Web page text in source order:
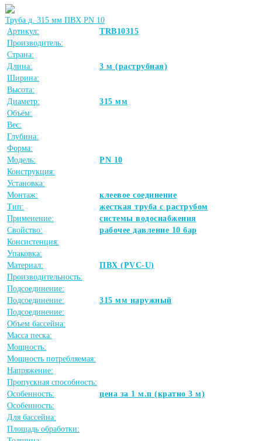
Труба д. 315 мм ПВХ PN 10
Артикул:
TRB10315
Производитель:
Страна:
Длина:
3 м (раструбная)
Ширина:
Высота:
Диаметр:
315 мм
Объём:
Вес:
Глубина:
Форма:
Модель:
PN 10
Конструкция:
Установка:
Монтаж:
клеевое соединение
Тип:
жесткая труба с раструбом
Применение:
системы водоснабжения
Свойство:
рабочее давление 10 бар
Консистенция:
Упаковка:
Материал:
ПВХ (PVC-U)
Производительность:
Подсоединение:
Подсоединение:
315 мм наружный
Подсоединение:
Объем бассейна:
Масса песка:
Мощность:
Мощность потребляемая:
Напряжение:
Пропускная способность:
Особенность:
цена за 1 м.п (кратно 3 м)
Особенность:
Для бассейна:
Площадь обработки: